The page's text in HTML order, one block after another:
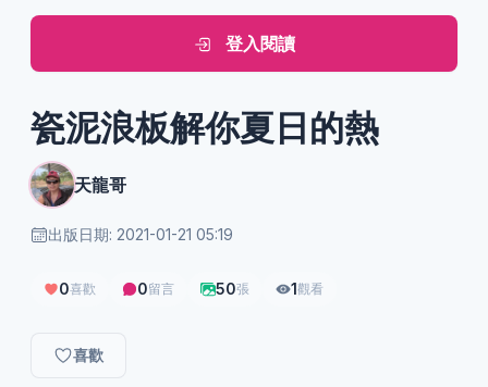
登入閱讀
瓷泥浪板解你夏日的熱
天龍哥
出版日期: 2021-01-21 05:19
0喜歡 0留言 50張 1觀看
喜歡